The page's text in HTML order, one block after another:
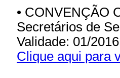
• CONVENÇÃO
Secretários de
Validade: 01/
Clique aqui para